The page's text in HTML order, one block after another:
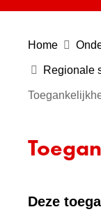
e
Home
Regionale
Deze